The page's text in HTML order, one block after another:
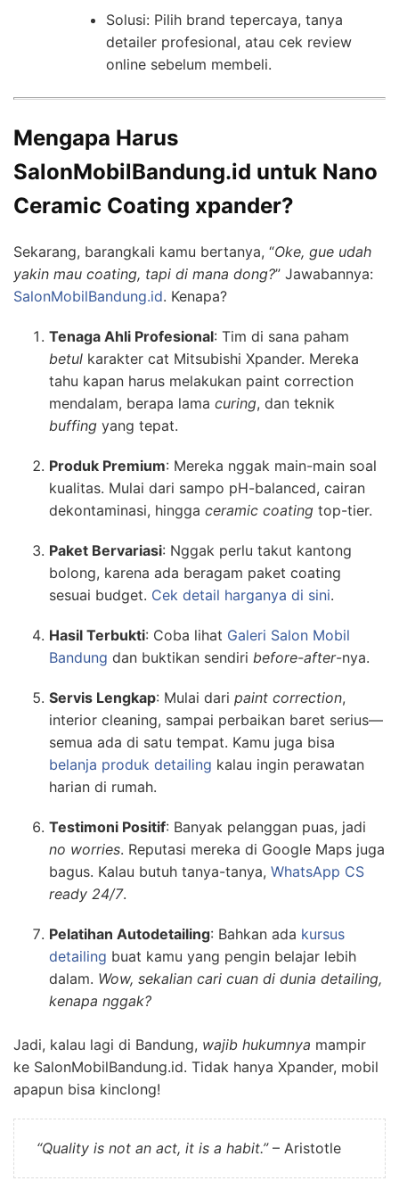
Solusi: Pilih brand tepercaya, tanya
detailer profesional, atau cek review
online sebelum membeli.
Mengapa Harus
SalonMobilBandung.id untuk Nano
Ceramic Coating xpander?
Sekarang, barangkali kamu bertanya, “Oke, gue udah
yakin mau coating, tapi di mana dong?” Jawabannya:
SalonMobilBandung.id. Kenapa?
Tenaga Ahli Profesional: Tim di sana paham
betul karakter cat Mitsubishi Xpander. Mereka
tahu kapan harus melakukan paint correction
mendalam, berapa lama curing, dan teknik
buffing yang tepat.
Produk Premium: Mereka nggak main-main soal
kualitas. Mulai dari sampo pH-balanced, cairan
dekontaminasi, hingga ceramic coating top-tier.
Paket Bervariasi: Nggak perlu takut kantong
bolong, karena ada beragam paket coating
sesuai budget. Cek detail harganya di sini.
Hasil Terbukti: Coba lihat Galeri Salon Mobil
Bandung dan buktikan sendiri before-after-nya.
Servis Lengkap: Mulai dari paint correction,
interior cleaning, sampai perbaikan baret serius—
semua ada di satu tempat. Kamu juga bisa
belanja produk detailing kalau ingin perawatan
harian di rumah.
Testimoni Positif: Banyak pelanggan puas, jadi
no worries. Reputasi mereka di Google Maps juga
bagus. Kalau butuh tanya-tanya, WhatsApp CS
ready 24/7.
Pelatihan Autodetailing: Bahkan ada kursus
detailing buat kamu yang pengin belajar lebih
dalam. Wow, sekalian cari cuan di dunia detailing,
kenapa nggak?
Jadi, kalau lagi di Bandung, wajib hukumnya mampir
ke SalonMobilBandung.id. Tidak hanya Xpander, mobil
apapun bisa kinclong!
“Quality is not an act, it is a habit.”– Aristotle